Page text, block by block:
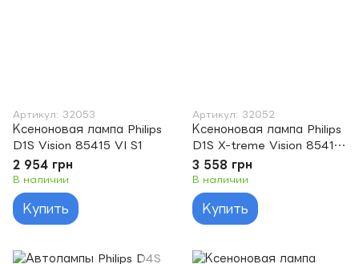
Артикул: 32053
Ксеноновая лампа Philips
D1S Vision 85415 VI S1
2 954 грн
В наличии
Купить
Артикул: 32052
Ксеноновая лампа Philips
D1S X-treme Vision 85415
XV2 S1 gen2 +150
3 558 грн
В наличии
Купить